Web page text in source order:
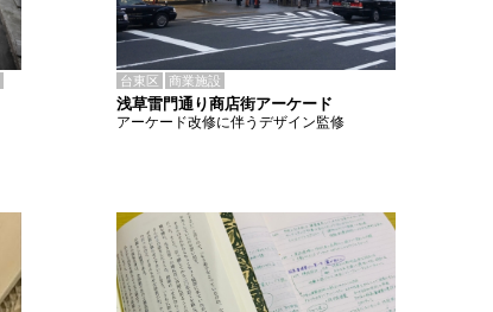
台東区 商業施設
浅草雷門通り商店街アーケード
アーケード改修に伴うデザイン監修